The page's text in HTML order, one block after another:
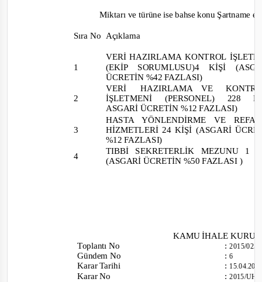
Miktarı ve türüne ise bahse konu Şartname
Sıra No Açıklama
VERİ HAZIRLAMA KONTROL
(EKİP SORUMLUSU)4 KİŞİ
ÜCRETİN %42 FAZLASI)
VERİ HAZIRLAMA
İŞLETMENİ (PERSONEL) 228
ASGARİ ÜCRETİN %12 FAZLASI)
HASTA YÖNLENDİRME VE
HİZMETLERİ 24 KİŞİ (ASGARİ
%12 FAZLASI)
1
2
VE
3
4
TIBBİ SEKRETERLİK MEZUNU
(ASGARİ ÜCRETİN %50 FAZLASI )
KAMU İHALE
ToplantıNo
Gündem No
Karar Tarihi
Karar No
:2015/025
:6
:
:2015/